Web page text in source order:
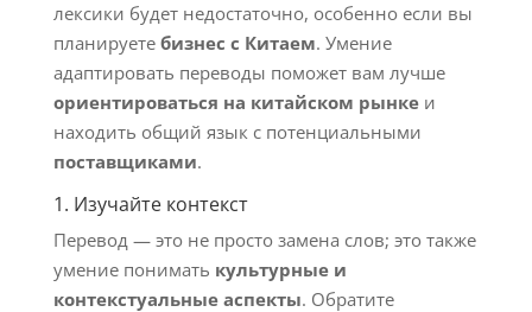
лексики будет недостаточно, особенно если вы
планируете бизнес с Китаем. Умение
адаптировать переводы поможет вам лучше
ориентироваться на китайском рынкеи
находить общий язык с потенциальными
поставщиками.
1. Изучайте контекст
Перевод — это не просто замена слов; это также
умение понимать культурные и
контекстуальные аспекты. Обратите